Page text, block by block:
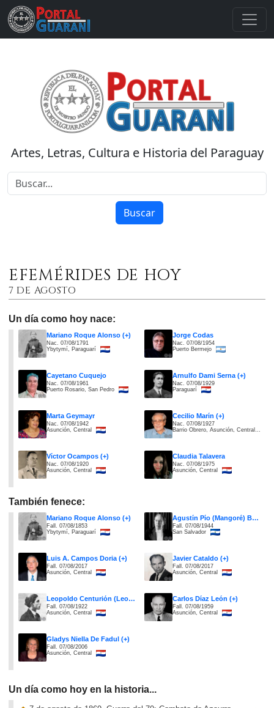
Artes, Letras, Cultura e Historia del Paraguay
Buscar
EFEMÉRIDES DE HOY
7 DE AGOSTO
Un día como hoy nace:
Mariano Roque Alonso (+)
Nac. 07/08/1791
Ybytymí, Paraguarí
Jorge Codas
Nac. 07/08/1954
Puerto Bermejo
Cayetano Cuquejo
Nac. 07/08/1961
Puerto Rosario, San Pedro
Arnulfo Dami Serna (+)
Nac. 07/08/1929
Paraguarí
Marta Geymayr
Nac. 07/08/1942
Asunción, Central
Cecilio Marín (+)
Nac. 07/08/1927
Barrio Obrero, Asunción, Central
Víctor Ocampos (+)
Nac. 07/08/1920
Asunción, Central
Claudia Talavera
Nac. 07/08/1975
Asunción, Central
También fenece:
Mariano Roque Alonso (+)
Fall. 07/08/1853
Ybytymí, Paraguarí
Agustín Pío (Mangoré) Barrios (+)
Fall. 07/08/1944
San Salvador
Luis A. Campos Doria (+)
Fall. 07/08/2017
Asunción, Central
Javier Cataldo (+)
Fall. 07/08/2017
Asunción, Central
Leopoldo Centurión (Leo Cen) (+)
Fall. 07/08/1922
Asunción, Central
Carlos Díaz León (+)
Fall. 07/08/1959
Asunción, Central
Gladys Niella De Fadul (+)
Fall. 07/08/2006
Asunción, Central
Un día como hoy en la historia...